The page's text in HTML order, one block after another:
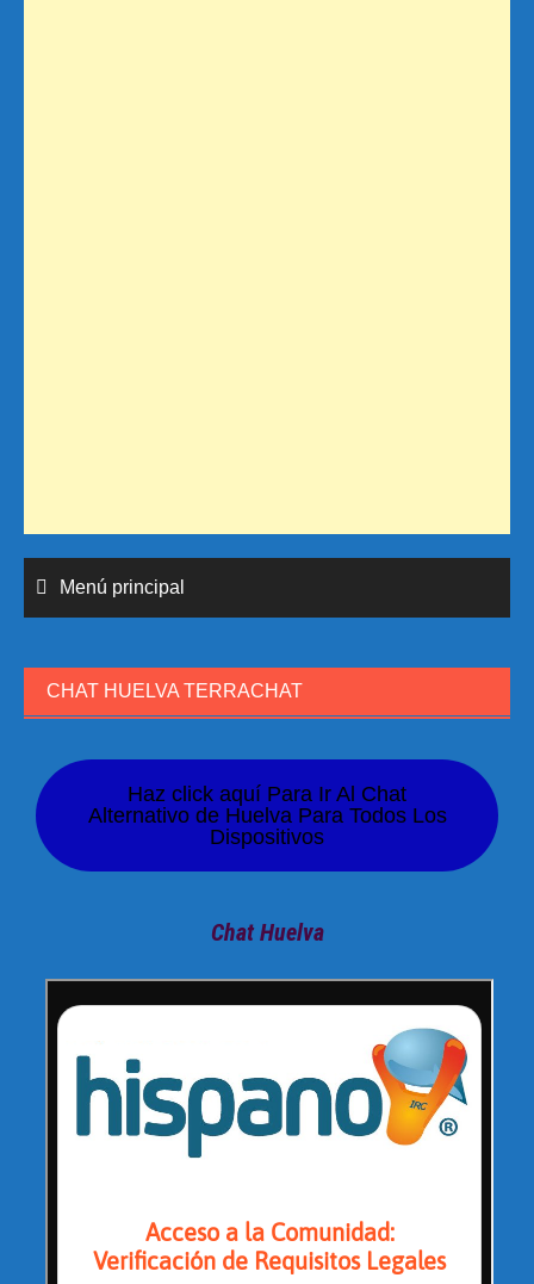
Menú principal
CHAT HUELVA TERRACHAT
Haz click aquí Para Ir Al Chat
Alternativo de Huelva Para Todos Los
Dispositivos
Chat Huelva